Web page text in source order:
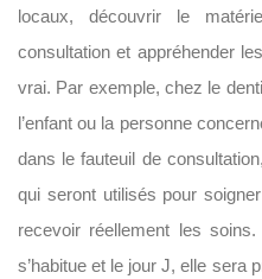
locaux, découvrir le
consultation et appréhender
vrai. Par exemple, chez le
l’enfant ou la personne
dans le fauteuil de
qui seront utilisés pour
recevoir réellement les
s’habitue et le jour J, elle sera